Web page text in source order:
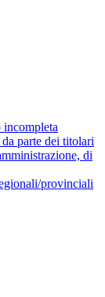
incompleta
parte dei titolari
di
provinciali